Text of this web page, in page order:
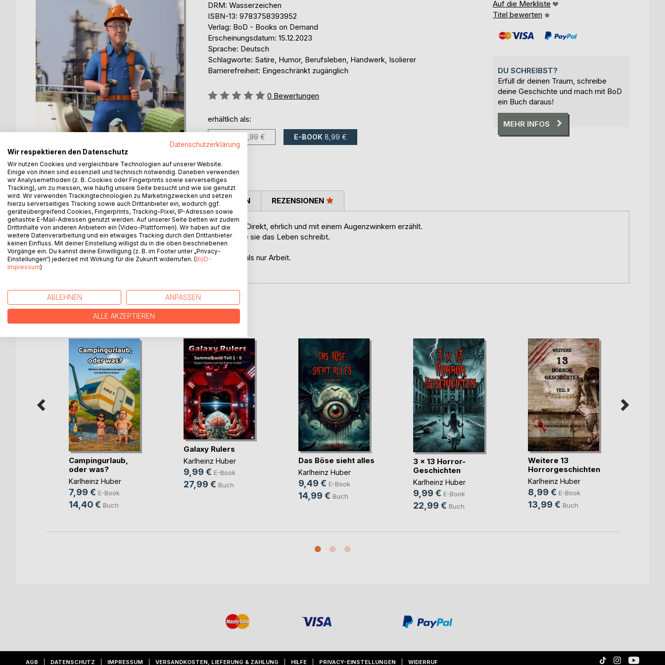
DRM: Wasserzeichen
ISBN-13: 9783758393952
Verlag: BoD - Books on Demand
Erscheinungsdatum: 15.12.2023
Sprache: Deutsch
Schlagworte: Satire, Humor, Berufsleben, Handwerk, Isolierer
Barrierefreiheit: Eingeschränkt zugänglich
Bewertung::
0 Bewertungen
erhältlich als:
13,99 € E-BOOK 8,99 €
Auf die Merkliste
Titel bewerten
DU SCHREIBST?
Erfüll dir deinen Traum, schreibe
deine Geschichte und mach mit BoD
ein Buch daraus!
MEHR INFOS
BESCHREIBUNG
Anekdoten aus dem echten Berufsleben eines Isolierers. Direkt, ehrlich und mit einem Augenzwinkern erzählt.
Kein Drama. Keine Heldensaga. Sondern Geschichten, wie sie das Leben schreibt.
Für Isolierer. Für Nichtisolierer.
Für alle, die wissen, dass auf der Baustelle mehr passiert als nur Arbeit.
AUTOR/IN PRESSESTIMMEN REZENSIONEN
WEITERE TITEL BEIBoD
Campingurlaub,
oder was?
Karlheinz Huber
7,99 € E-Book
14,40 € Buch
Galaxy Rulers
Karlheinz Huber
9,99 € E-Book
27,99 € Buch
Das Böse sieht alles
Karlheinz Huber
9,49 € E-Book
14,99 € Buch
3 x 13 Horror-
Geschichten
Karlheinz Huber
9,99 € E-Book
22,99 € Buch
Weitere 13
Horrorgeschichten
Karlheinz Huber
8,99 € E-Book
13,99 € Buch
AGB DATENSCHUTZ IMPRESSUM VERSANDKOSTEN, LIEFERUNG & ZAHLUNG HILFE PRIVACY-EINSTELLUNGEN WIDERRUF
Datenschutzerklärung
Wir respektieren den Datenschutz
Wir nutzen Cookies und vergleichbare Technologien auf unserer Website.
Einige von ihnen sind essenziell und technisch notwendig. Daneben verwenden
wir Analysemethoden (z. B. Cookies oder Fingerprints sowie serverseitiges
Tracking), um zu messen, wie häufig unsere Seite besucht und wie sie genutzt
wird. Wir verwenden Trackingtechnologien zu Marketingzwecken und setzen
hierzu serverseitiges Tracking sowie auch Drittanbieter ein, wodurch ggf.
geräteübergreifend Cookies, Fingerprints, Tracking-Pixel, IP-Adressen sowie
gehashte E-Mail-Adressen genutzt werden. Auf unserer Seite betten wir zudem
Drittinhalte von anderen Anbietern ein (Video-Plattformen). Wir haben auf die
weitere Datenverarbeitung und ein etwaiges Tracking durch den Drittanbieter
keinen Einfluss. Mit deiner Einstellung willigst du in die oben beschriebenen
Vorgänge ein. Du kannst deine Einwilligung (z. B. im Footer unter „Privacy-
Einstellungen“) jederzeit mit Wirkung für die Zukunft widerrufen. (BoD-
Impressum)
ABLEHNEN ANPASSEN
ALLE AKZEPTIEREN